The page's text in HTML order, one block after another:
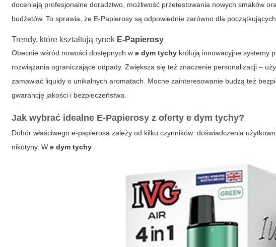
doceniają profesjonalne doradztwo, możliwość przetestowania nowych smaków
budżetów. To sprawia, że E-Papierosy są odpowiednie zarówno dla
Trendy, które kształtują rynek E-Papierosy
Obecnie wśród nowości dostępnych we dym tychy królują innowacyjne systemy
rozwiązania ograniczające odpady. Zwiększa się też znaczenie personalizacji –
zamawiać liquidy o unikalnych aromatach. Mocne zainteresowanie budzą też
gwarancję jakości i bezpieczeństwa.
Jak wybrać idealne E-Papierosy z ofertye dym tychy?
Dobór właściwego e-papierosa zależy od kilku czynników: doświadczenia
nikotyny. We dym tychy